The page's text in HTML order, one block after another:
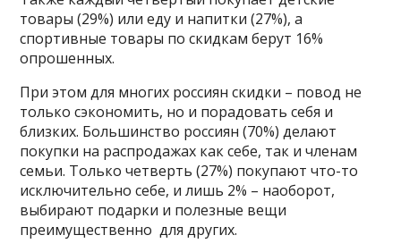
товары (29%) или еду и напитки (27%), а
спортивные товары по скидкам берут 16%
опрошенных.
При этом для многих россиян скидки – повод не
только сэкономить, но и порадовать себя и
близких. Большинство россиян (70%) делают
покупки на распродажах как себе, так и членам
семьи. Только четверть (27%) покупают что-то
исключительно себе, и лишь 2% – наоборот,
выбирают подарки и полезные вещи
преимущественно для других.